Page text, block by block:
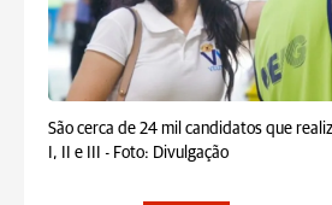
São cerca de 24 mil candidatos que
I, II e III - Foto: Divulgação